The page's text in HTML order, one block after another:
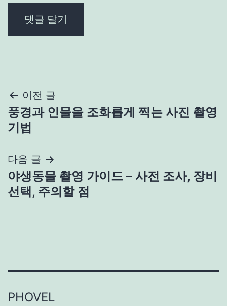
글
탐
이전 글
풍경과 인물을 조화롭게 찍는 사진 촬영
기법
다음 글
야생동물 촬영 가이드 – 사전 조사, 장비
선택, 주의할 점
PHOVEL